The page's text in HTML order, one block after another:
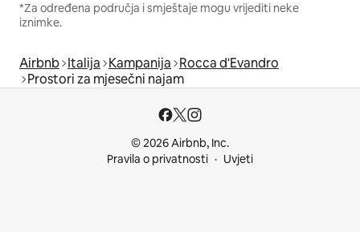
*Za određena područja i smještaje mogu vrijediti neke
iznimke.
Airbnb Italija Kampanija Rocca d'Evandro
Prostori za mjesečni najam
© 2026 Airbnb, Inc.
Pravila o privatnosti
Uvjeti